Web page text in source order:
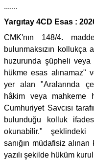
.......
Yargıtay 4CD Esas :
CMK'nın 148/4.
bulunmaksızın kollukça
huzurunda şüpheli veya
hükme esas alınamaz"
yer alan "Aralarında
hâkim veya mahkeme
Cumhuriyet Savcısı
bulunduğu kolluk
okunabilir." şeklindeki
sanığın müdafisiz
yazılı şekilde hüküm